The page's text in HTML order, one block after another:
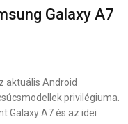
Galaxy A7
aktuális Android
privilégiuma.
Galaxy A7 és az idei